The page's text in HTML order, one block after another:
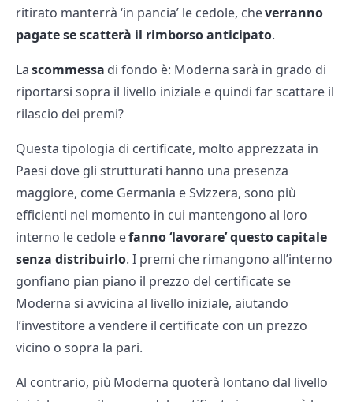
ritirato manterrà ‘in pancia’ le cedole, cheverranno
pagate se scatterà il rimborso anticipato.
Lascommessa di fondo è: Moderna sarà in grado di
riportarsi sopra il livello iniziale e quindi far scattare il
rilascio dei premi?
Questa tipologia di certificate, molto apprezzata in
Paesi dove gli strutturati hanno una presenza
maggiore, come Germania e Svizzera, sono più
efficienti nel momento in cui mantengono al loro
interno le cedole efanno ‘lavorare’ questo capitale
senza distribuirlo. I premi che rimangono all’interno
gonfiano pian piano il prezzo del certificate se
Moderna si avvicina al livello iniziale, aiutando
l’investitore a vendere il certificate con un prezzo
vicino o sopra la pari.
Al contrario, più Moderna quoterà lontano dal livello